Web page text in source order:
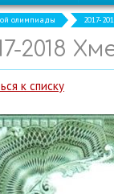
олимпиады 2017-
2018
к списку